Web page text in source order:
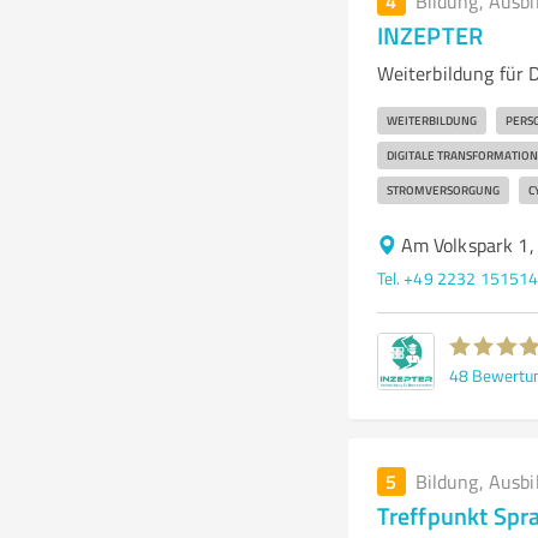
INZEPTER
Weiterbildung für
WEITERBILDUNG
DIGITALE TRANSFORMATION
STROMVERSORGUNG
Am Volkspark
Tel. +49 2232
48
5 Bildung,
Treffpunkt